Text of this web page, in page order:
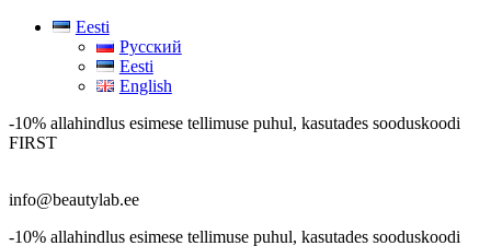
Eesti
Русский
Eesti
English
-10% allahindlus esimese tellimuse puhul, kasutades sooduskoodi
FIRST
info@beautylab.ee
-10% allahindlus esimese tellimuse puhul, kasutades sooduskoodi